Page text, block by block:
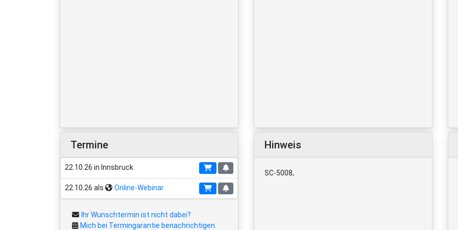
Termine
22.10.26 in Innsbruck
22.10.26 als Online-Webinar
Ihr Wunschtermin ist nicht dabei?
Mich bei Termingarantie benachrichtigen.
Hinweis
SC-5008,